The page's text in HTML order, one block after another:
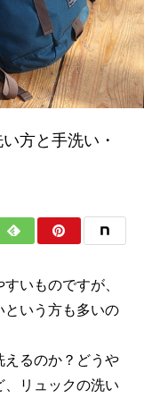
チタンコー
お掃除テクニック
水垢が洗剤で落ちない
の理由とは？ | 自宅で
る簡単掃除から頑固な
方と手洗い・
いものですが、
という方も多いの
えるのか？どうや
、リュックの洗い